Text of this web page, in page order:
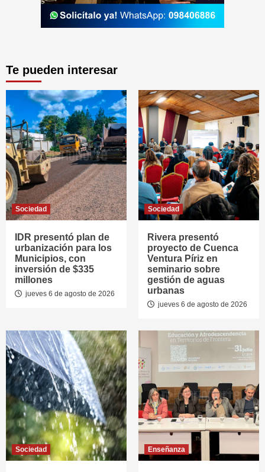
Te pueden interesar
Sociedad
IDR presentó plan de
urbanización para los
Municipios, con
inversión de $335
millones
jueves 6 de agosto de 2026
Sociedad
Rivera presentó
proyecto de Cuenca
Ventura Píriz en
seminario sobre
gestión de aguas
urbanas
jueves 6 de agosto de 2026
Sociedad Enseñanza